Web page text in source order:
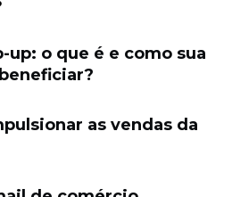
up: o que é e como sua
as vendas da